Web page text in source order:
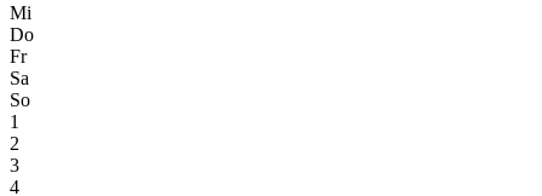
Mi
Do
Fr
Sa
So
1
2
3
4